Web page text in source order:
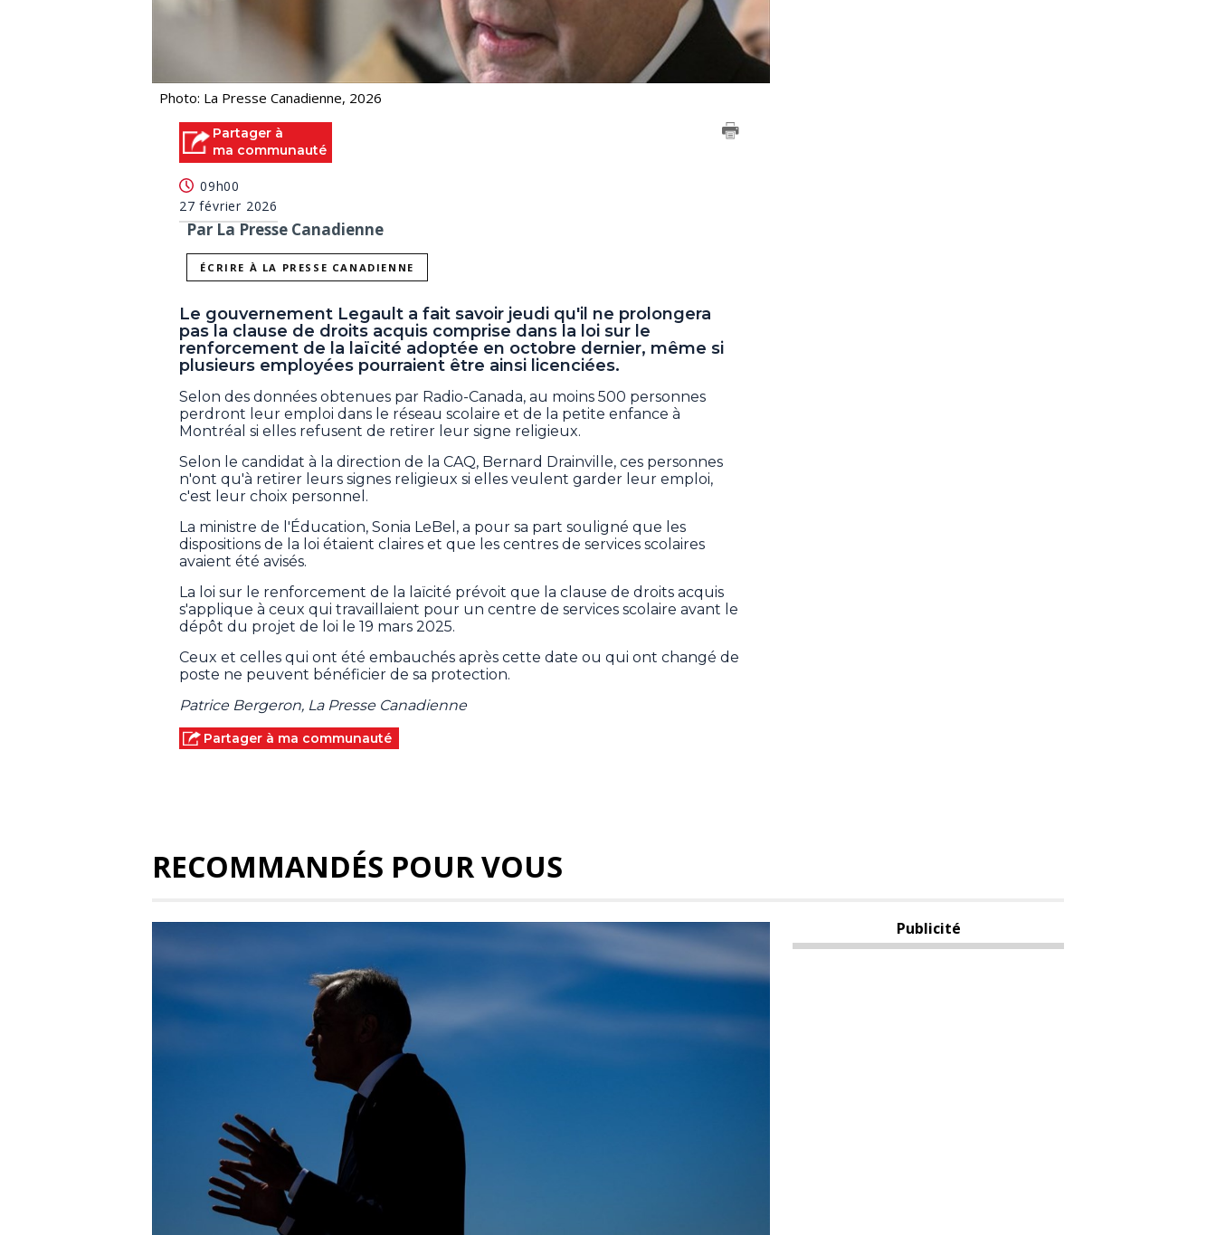
Photo: La Presse Canadienne, 2026
Partager à
ma communauté
09h00
27 février 2026
Par La Presse Canadienne
ÉCRIRE À LA PRESSE CANADIENNE
Le gouvernement Legault a fait savoir jeudi qu'il ne prolongera
pas la clause de droits acquis comprise dans la loi sur le
renforcement de la laïcité adoptée en octobre dernier, même si
plusieurs employées pourraient être ainsi licenciées.
Selon des données obtenues par Radio-Canada, au moins 500 personnes
perdront leur emploi dans le réseau scolaire et de la petite enfance à
Montréal si elles refusent de retirer leur signe religieux.
Selon le candidat à la direction de la CAQ, Bernard Drainville, ces personnes
n'ont qu'à retirer leurs signes religieux si elles veulent garder leur emploi,
c'est leur choix personnel.
La ministre de l'Éducation, Sonia LeBel, a pour sa part souligné que les
dispositions de la loi étaient claires et que les centres de services scolaires
avaient été avisés.
La loi sur le renforcement de la laïcité prévoit que la clause de droits acquis
s'applique à ceux qui travaillaient pour un centre de services scolaire avant le
dépôt du projet de loi le 19 mars 2025.
Ceux et celles qui ont été embauchés après cette date ou qui ont changé de
poste ne peuvent bénéficier de sa protection.
Patrice Bergeron, La Presse Canadienne
Partager à ma communauté
RECOMMANDÉS POUR VOUS
Publicité